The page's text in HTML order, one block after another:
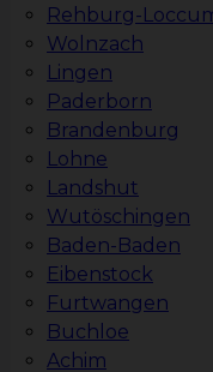
Rehburg-
Wolnzach
Lingen
Paderborn
Brandenburg
Lohne
Landshut
Wutöschingen
Baden-Baden
Eibenstock
Furtwangen
Buchloe
Achim